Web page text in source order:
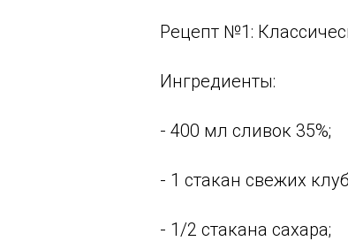
Рецепт №1:
Ингредиенты:
- 400 мл сливок 35%;
- 1 стакан свежих
- 1/2 стакана сахара;